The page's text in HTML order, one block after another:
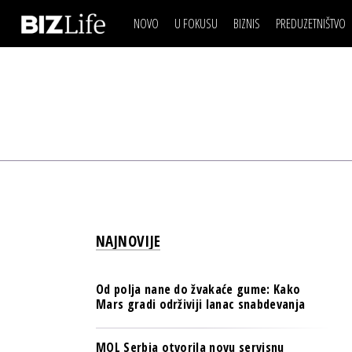
NOVO U FOKUSU BIZNIS
ESG & ENERGY
PULS REGIONA
NOVO NA RAFU
PREDUZETNIŠTVO
IZJAVA DANABIZNIS SCENA
NOVO NA RAFU
NAJNOVIJE
Od polja nane do žvakaće gume: Kako
Mars gradi održiviji lanac snabdevanja
MOL Serbia otvorila novu servisnu